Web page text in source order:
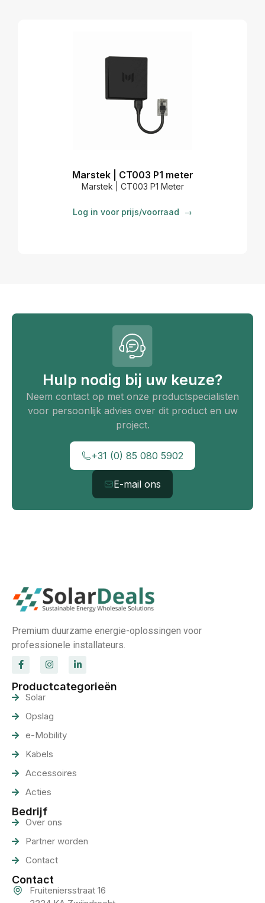
Marstek | CT003 P1 meter
Marstek | CT003 P1 Meter
Log in voor prijs/voorraad →
Hulp nodig bij uw keuze?
Neem contact op met onze productspecialisten
voor persoonlijk advies over dit product en uw
project.
+31 (0) 85 080 5902
E-mail ons
Premium duurzame energie-oplossingen voor
professionele installateurs.
Productcategorieën
Solar
Opslag
e-Mobility
Kabels
Accessoires
Acties
Bedrijf
Over ons
Partner worden
Contact
Contact
Fruiteniersstraat 16